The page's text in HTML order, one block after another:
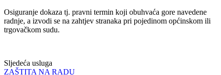
Osiguranje dokaza tj. pravni termin koji obuhvaća gore navedene
radnje, a izvodi se na zahtjev stranaka pri pojedinom općinskom ili
trgovačkom sudu.
Sljedeća usluga
ZAŠTITA NA RADU